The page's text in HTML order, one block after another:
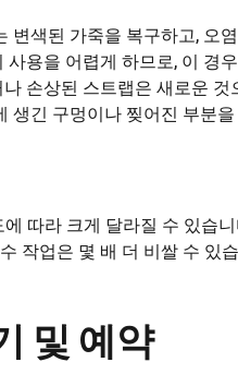
변색된 가죽을 복구하고, 오
용을 어렵게 하므로, 이 경
손상된 스트랩은 새로운 것
생긴 구멍이나 찢어진 부분
따라 크게 달라질 수 있습
작업은 몇 배 더 비쌀 수 있
및 예약